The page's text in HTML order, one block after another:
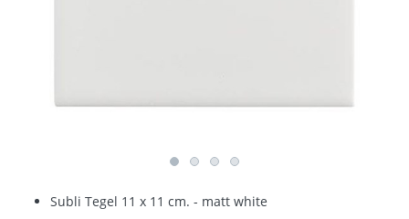
Subli Tegel 11 x 11 cm. - matt white